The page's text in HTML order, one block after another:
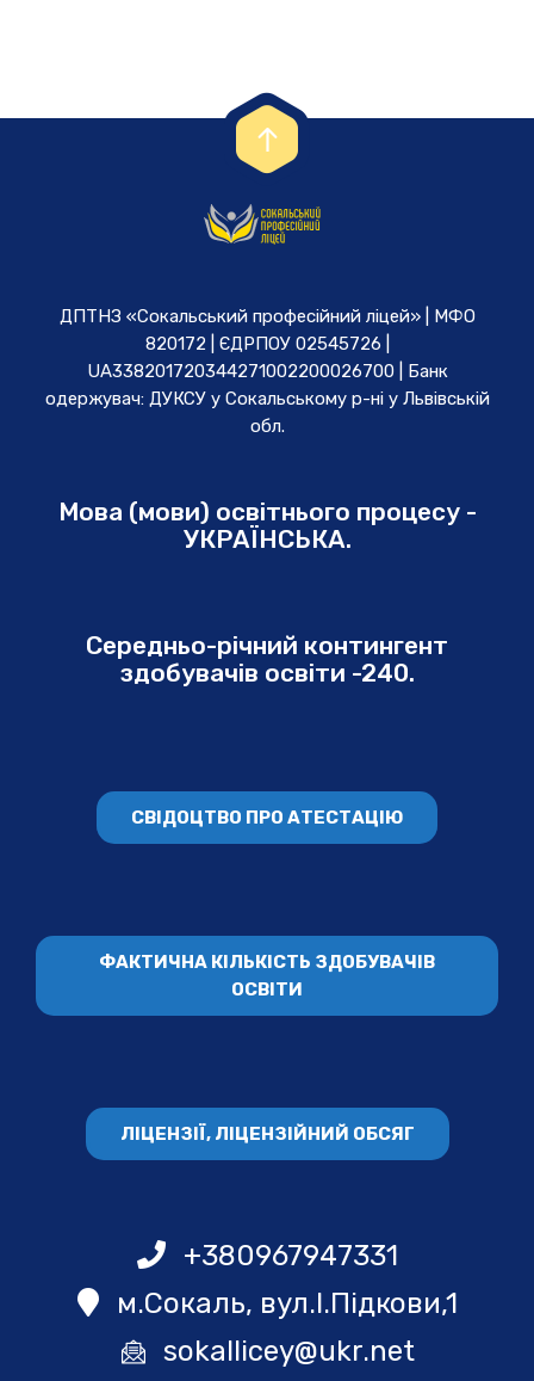
ДПТНЗ «Сокальський професійний ліцей» | МФО
820172 | ЄДРПОУ 02545726 |
UA338201720344271002200026700 | Банк
одержувач: ДУКСУ у Cокальському р-ні у Львівській
обл.
Мова (мови) освітнього процесу -
УКРАЇНСЬКА.
Середньо-річний контингент
здобувачів освіти -240.
СВІДОЦТВО ПРО АТЕСТАЦІЮ
ФАКТИЧНА КІЛЬКІСТЬ ЗДОБУВАЧІВ
ОСВІТИ
ЛІЦЕНЗІЇ, ЛІЦЕНЗІЙНИЙ ОБСЯГ
+380967947331
м.Сокаль, вул.І.Підкови,1
sokallicey@ukr.net